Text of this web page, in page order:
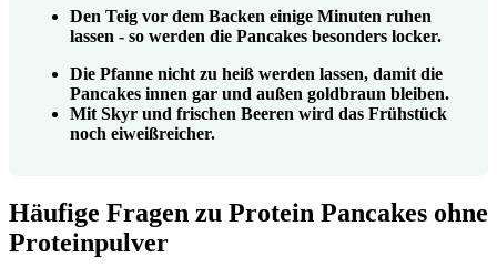
Den Teig vor dem Backen einige Minuten ruhen
lassen - so werden die Pancakes besonders locker.
Die Pfanne nicht zu heiß werden lassen, damit die
Pancakes innen gar und außen goldbraun bleiben.
Mit Skyr und frischen Beeren wird das Frühstück
noch eiweißreicher.
Häufige Fragen zu Protein Pancakes ohne
Proteinpulver